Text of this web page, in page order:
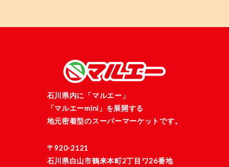
石川県内に「マルエー」
「マルエーmini」を展開する
地元密着型のスーパーマーケットです。
〒920-2121
石川県白山市鶴来本町2丁目ワ26番地